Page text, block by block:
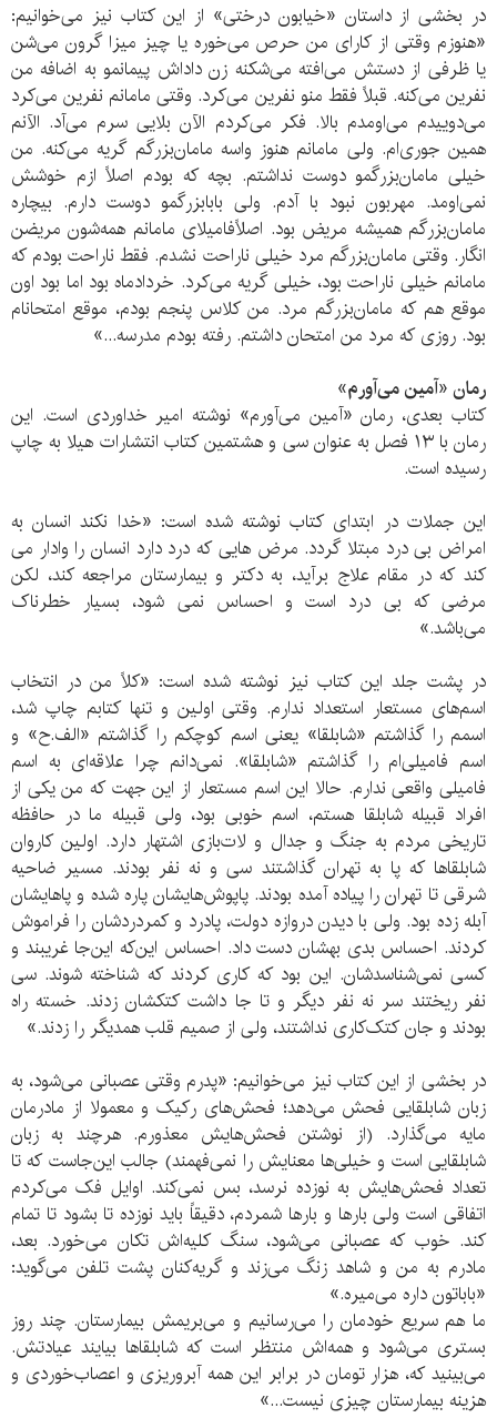
در بخشی از داستان «خیابون درختی» از این کتاب نیز می‌خوانیم:
«هنوزم وقتی از کارای من حرص می‌خوره یا چیز میزا گرون می‌شن
یا ظرفی از دستش می‌افته می‌شکنه زن داداش پیمانمو به اضافه من
نفرین می‌کنه. قبلاً فقط منو نفرین می‌کرد. وقتی مامانم نفرین می‌کرد
می‌دوییدم می‌اومدم بالا. فکر می‌کردم الآن بلایی سرم می‌آد. الآنم
همین جوری‌ام. ولی مامانم هنوز واسه مامان‌بزرگم گریه می‌کنه. من
خیلی مامان‌بزرگمو دوست نداشتم. بچه که بودم اصلاً ازم خوشش
نمی‌اومد. مهربون نبود با آدم. ولی بابابزرگمو دوست دارم. بیچاره
مامان‌بزرگم همیشه مریض بود. اصلاً‌فامیلای مامانم همه‌شون مریضن
انگار. وقتی مامان‌بزرگم مرد خیلی ناراحت نشدم. فقط ناراحت بودم که
مامانم خیلی ناراحت بود، خیلی گریه می‌کرد. خردادماه بود اما بود اون
موقع هم که مامان‌بزرگم مرد. من کلاس پنجم بودم، موقع امتحانام
بود. روزی که مرد من امتحان داشتم. رفته بودم مدرسه...»
رمان «آمین می‌آورم»
کتاب بعدی، رمان «آمین می‌آورم» نوشته امیر خداوردی است. این
رمان با ۱۳ فصل به عنوان سی و هشتمین کتاب انتشارات هیلا به چاپ
رسیده است.
این جملات در ابتدای کتاب نوشته شده است: «خدا نکند انسان به
امراض بی درد مبتلا گردد. مرض هایی که درد دارد انسان را وادار می
کند که در مقام علاج برآید، به دکتر و بیمارستان مراجعه کند، لکن
مرضی که بی درد است و احساس نمی شود، بسیار خطرناک
می‌باشد.»
در پشت جلد این کتاب نیز نوشته شده است: «کلاً من در انتخاب
اسم‌های مستعار استعداد ندارم. وقتی اولین و تنها کتابم چاپ شد،
اسمم را گذاشتم «شابلقا» یعنی اسم کوچکم را گذاشتم «الف.ح» و
اسم فامیلی‌ام را گذاشتم «شابلقا». نمی‌دانم چرا علاقه‌ای به اسم
فامیلی واقعی ندارم. حالا این اسم مستعار از این جهت که من یکی از
افراد قبیله شابلقا هستم، اسم خوبی بود، ولی قبیله ما در حافظه
تاریخی مردم به جنگ و جدال و لات‌بازی اشتهار دارد. اولین کاروان
شابلقاها که پا به تهران گذاشتند سی و نه نفر بودند. مسیر ضاحیه
شرقی تا تهران را پیاده آمده بودند. پاپوش‌هایشان پاره شده و پاهایشان
آبله زده بود. ولی با دیدن دروازه دولت، پادرد و کمردردشان را فراموش
کردند. احساس بدی بهشان دست داد. احساس این‌که این‌جا غریبند و
کسی نمی‌شناسدشان. این بود که کاری کردند که شناخته شوند. سی
نفر ریختند سر نه نفر دیگر و تا جا داشت کتکشان زدند. خسته راه
بودند و جان کتک‌کاری نداشتند،‌ ولی از صمیم قلب همدیگر را زدند.»
در بخشی از این کتاب نیز می‌خوانیم: «پدرم وقتی عصبانی می‌شود، به
زبان شابلقایی فحش می‌دهد؛ فحش‌های رکیک و معمولا از مادرمان
مایه می‌گذارد. (از نوشتن فحش‌هایش معذورم. هرچند به زبان
شابلقایی است و خیلی‌ها معنایش را نمی‌فهمند) جالب این‌جاست که تا
تعداد فحش‌هایش به نوزده نرسد، بس نمی‌کند. اوایل فک می‌کردم
اتفاقی است ولی بارها و بارها شمردم، دقیقاً باید نوزده تا بشود تا تمام
کند. خوب که عصبانی می‌شود، سنگ کلیه‌اش تکان می‌خورد. بعد،
مادرم به من و شاهد زنگ می‌زند و گریه‌کنان پشت تلفن می‌گوید:
«باباتون داره می‌میره.»
ما هم سریع خودمان را می‌رسانیم و می‌بریمش بیمارستان. چند روز
بستری می‌شود و همه‌اش منتظر است که شابلقاها بیایند عیادتش.
می‌بینید که، هزار تومان در برابر این همه آبروریزی و اعصاب‌خوردی و
هزینه بیمارستان چیزی نیست...»